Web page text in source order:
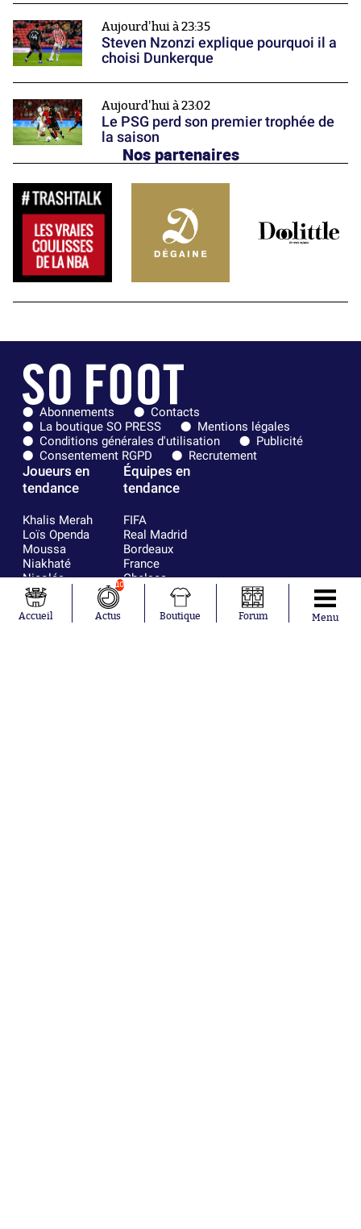
Aujourd'hui à 23:35
Steven Nzonzi explique pourquoi il a
choisi Dunkerque
Aujourd'hui à 23:02
Le PSG perd son premier trophée de
la saison
Nos partenaires
Abonnements
Contacts
La boutique SO PRESS
Mentions légales
Conditions générales d'utilisation
Publicité
Consentement RGPD
Recrutement
Joueurs en
tendance
Khalis Merah
Loïs Openda
Moussa
Niakhaté
Nicolás
Tagliafico
Pavel Šulc
Gauthier Hein
Équipes en
tendance
FIFA
Real Madrid
Bordeaux
France
Chelsea
Paris Saint-
Olympique
Accueil
10
Actus Boutique Forum Menu